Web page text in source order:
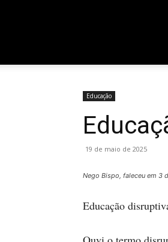
Medina
Educação
19 de maio de 2025
Nego Bispo, faleceu em 3
Educação